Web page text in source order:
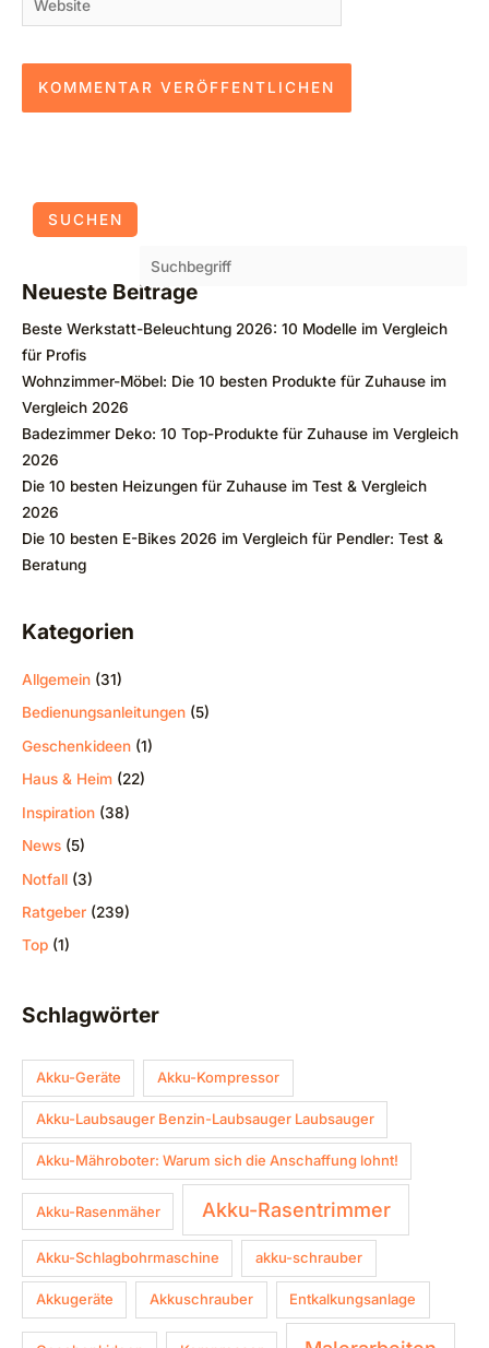
SUCHEN
Neueste Beiträge
Beste Werkstatt-Beleuchtung 2026: 10 Modelle im Vergleich
für Profis
Wohnzimmer-Möbel: Die 10 besten Produkte für Zuhause im
Vergleich 2026
Badezimmer Deko: 10 Top-Produkte für Zuhause im Vergleich
2026
Die 10 besten Heizungen für Zuhause im Test & Vergleich
2026
Die 10 besten E-Bikes 2026 im Vergleich für Pendler: Test &
Beratung
Kategorien
Allgemein (31)
Bedienungsanleitungen (5)
Geschenkideen (1)
Haus & Heim (22)
Inspiration (38)
News (5)
Notfall (3)
Ratgeber (239)
Top (1)
Schlagwörter
Akku-Geräte Akku-Kompressor
Akku-Laubsauger Benzin-Laubsauger Laubsauger
Akku-Mähroboter: Warum sich die Anschaffung lohnt!
Akku-Rasenmäher Akku-Rasentrimmer
Akku-Schlagbohrmaschine akku-schrauber
Akkugeräte Akkuschrauber Entkalkungsanlage